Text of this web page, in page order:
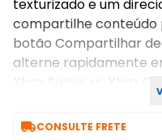
texturizado e um
compartilhe
botão Compartilhar
alterne rapidamente
Xbox Series xs, Xbox
CONSULTE FRETE